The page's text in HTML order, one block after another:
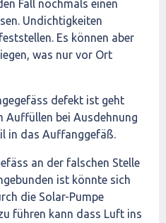
Fall nochmals einen
Undichtigkeiten
Es können aber
was nur vor Ort
defekt ist geht
Auffüllen bei Ausdehnung
in das Auffanggefäß.
an der falschen Stelle
ist könnte sich
die Solar-Pumpe
führen kann dass Luft ins